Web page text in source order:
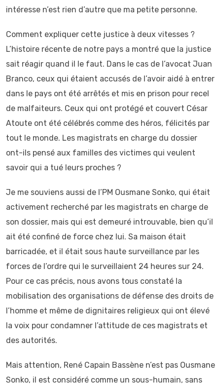
intéresse n’est rien d’autre que ma petite personne.
Comment expliquer cette justice à deux vitesses ?
L’histoire récente de notre pays a montré que la justice
sait réagir quand il le faut. Dans le cas de l’avocat Juan
Branco, ceux qui étaient accusés de l’avoir aidé à entrer
dans le pays ont été arrêtés et mis en prison pour recel
de malfaiteurs. Ceux qui ont protégé et couvert César
Atoute ont été célébrés comme des héros, félicités par
tout le monde. Les magistrats en charge du dossier
ont-ils pensé aux familles des victimes qui veulent
savoir qui a tué leurs proches ?
Je me souviens aussi de l’PM Ousmane Sonko, qui était
activement recherché par les magistrats en charge de
son dossier, mais qui est demeuré introuvable, bien qu’il
ait été confiné de force chez lui. Sa maison était
barricadée, et il était sous haute surveillance par les
forces de l’ordre qui le surveillaient 24 heures sur 24.
Pour ce cas précis, nous avons tous constaté la
mobilisation des organisations de défense des droits de
l’homme et même de dignitaires religieux qui ont élevé
la voix pour condamner l’attitude de ces magistrats et
des autorités.
Mais attention, René Capain Bassène n’est pas Ousmane
Sonko, il est considéré comme un sous-humain, sans